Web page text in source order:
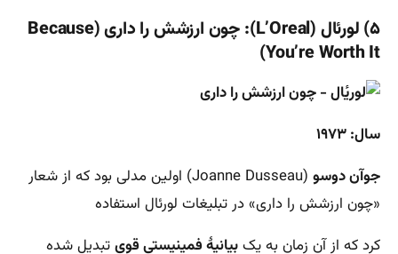
۵) لورئال (L’Oreal): چون ارزشش را داری (Because
You’re Worth It)
سال: ۱۹۷۳
جوآن دوسو
(Joanne Dusseau) اولین مدلی بود که از شعار
«چون ارزشش را داری» در تبلیغات لورئال استفاده
کرد که از آن زمان به یکبیانیۀ فمینیستی قویتبدیل شده